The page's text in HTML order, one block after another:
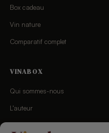
Box cadeau
Vin nature
Comparatif complet
VINABOX
Qui sommes-nous
L’auteur
Charte éditoriale